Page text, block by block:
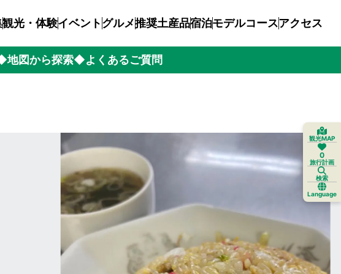
観光・体験イベントグルメ推奨土産品宿泊モデルコースアクセス
地図から探索◆よくあるご質問
観光MAP
0
旅行計画
検索
Language